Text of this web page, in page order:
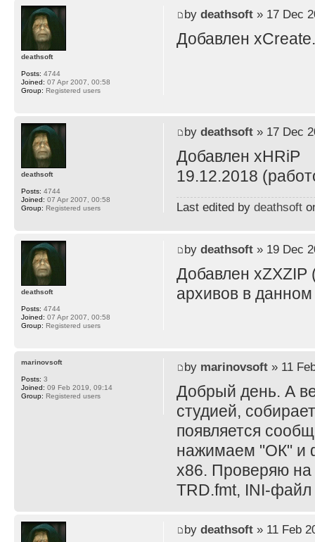
by deathsoft» 17 Dec
Добавлен xCreate.
deathsoft
Posts: 4744
Joined: 07 Apr 2007, 00:58
Group: Registered users
by deathsoft» 17 Dec
Добавлен xHRiP
19.12.2018
Last edited by deathsoft
deathsoft
Posts: 4744
Joined: 07 Apr 2007, 00:58
Group: Registered users
by deathsoft» 19 Dec
Добавлен xZXZIP
архивов в
deathsoft
Posts: 4744
Joined: 07 Apr 2007, 00:58
Group: Registered users
by marinovsoft» 11
Добрый день. А
студией,
появляется
нажимаем "ОК" и
x86. Проверяю
TRD.fmt, INI-файл
marinovsoft
Posts: 3
Joined: 09 Feb 2019, 09:14
Group: Registered users
by deathsoft» 11 Feb